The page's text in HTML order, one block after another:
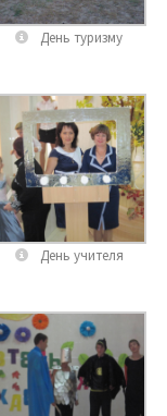
День туризму
День учителя